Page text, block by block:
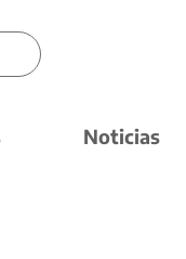
Noticias